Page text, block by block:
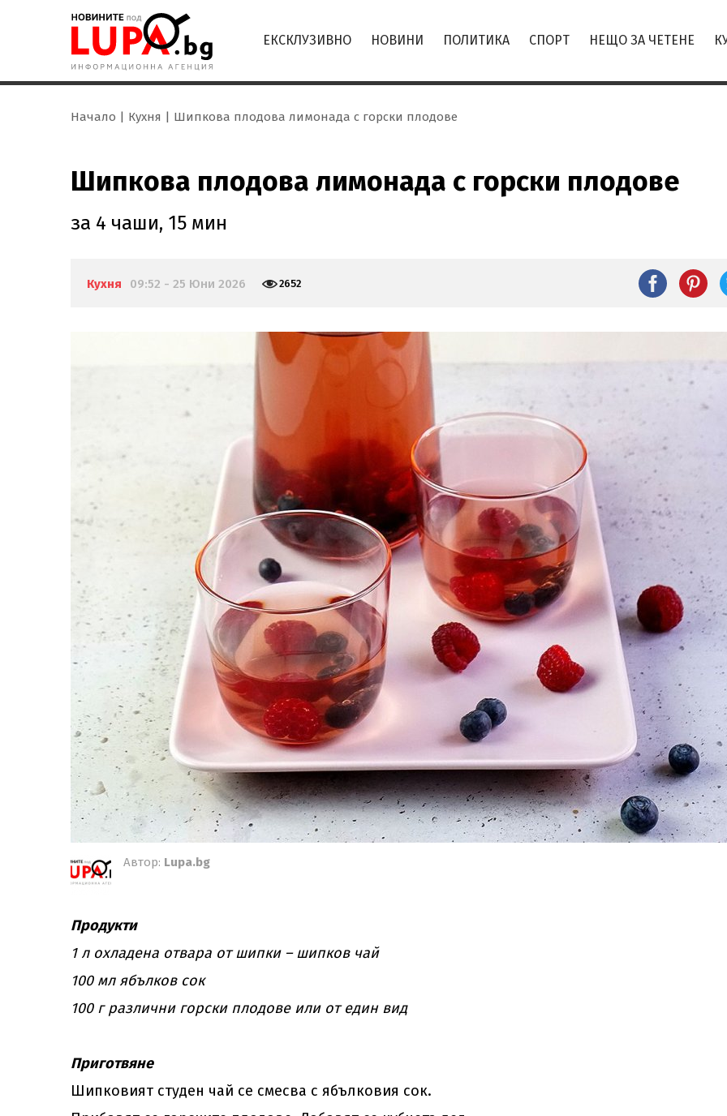
ЕКСКЛУЗИВНО НОВИНИ ПОЛИТИКА СПОРТ НЕЩО ЗА ЧЕТЕНЕ
Начало Кухня Шипкова плодова лимонада с горски плодове
Шипкова плодова лимонада с горски плодове
за 4 чаши, 15 мин
Кухня 09:52 - 25 Юни 2026 2652
Автор: Lupa.bg
Продукти
1 л охладена отвара от шипки – шипков чай
100 мл ябълков сок
100 г различни горски плодове или от един вид
Приготвяне
Шипковият студен чай се смесва с ябълковия сок.